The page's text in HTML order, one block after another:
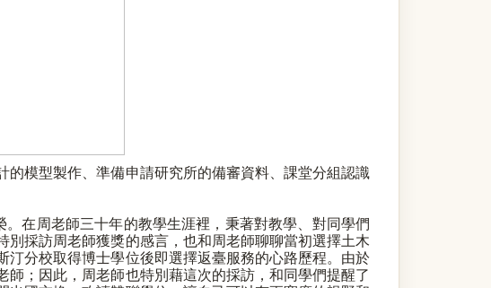
模型製作、準備申請研究所的備審資料、課堂分組認識
。在周老師三十年的教學生涯裡，秉著對教學、對同學們
採訪周老師獲獎的感言，也和周老師聊聊當初選擇土木
分校取得博士學位後即選擇返臺服務的心路歷程。由於
；因此，周老師也特別藉這次的採訪，和同學們提醒了